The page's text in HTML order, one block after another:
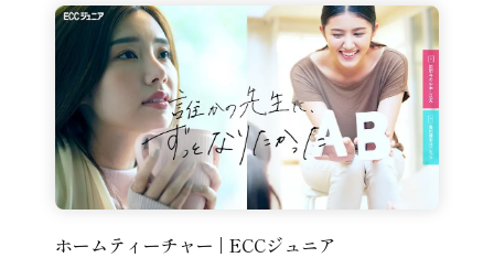
ホームティーチャー | ECCジュニア